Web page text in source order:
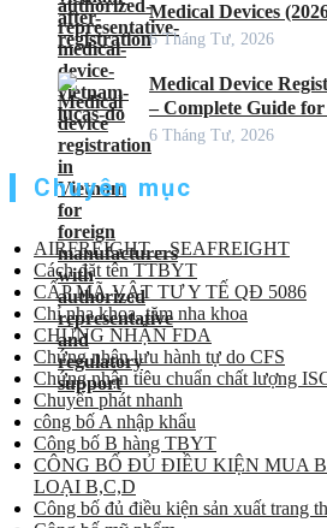
Medical Devices
6 Tháng Tư, 2026
Medical Device
– Complete Guide
6 Tháng Tư, 2026
Chuyên mục
AIRFREIGHT – SEAFREIGHT
Cách đặt tên TTBYT
CẤP MÃ VẬT TƯ Y TẾ QĐ 5086
Chỉ nha khoa, tăm nha khoa
CHỨNG NHẬN FDA
Chứng nhận lưu hành tự do CFS
Chứng nhận tiêu chuẩn chất lượng
Chuyển phát nhanh
công bố A nhập khẩu
Công bố B hàng TBYT
CÔNG BỐ ĐỦ ĐIỀU KIỆN MUA
LOẠI B,C,D
Công bố đủ điều kiện sản xuất trang